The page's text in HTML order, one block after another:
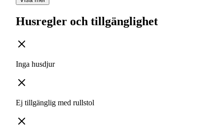
Husregler och tillgänglighet
Inga husdjur
Ej tillgänglig med rullstol